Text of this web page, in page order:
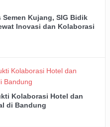
Kujang, SIG Bidik
Inovasi dan Kolaborasi
Kolaborasi Hotel dan
di Bandung